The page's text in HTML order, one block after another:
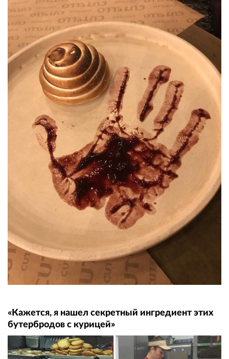
«Кажется, я нашел секретный ингредиент этих
бутербродов с курицей»